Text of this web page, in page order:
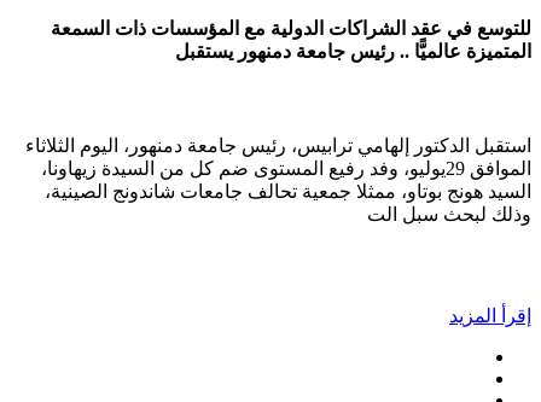
للتوسع في عقد الشراكات الدولية مع المؤسسات ذات السمعة
المتميزة عالميًّا .. رئيس جامعة دمنهور يستقبل
استقبل الدكتور إلهامي ترابيس، رئيس جامعة دمنهور، اليوم الثلاثاء
الموافق 29يوليو، وفد رفيع المستوى ضم كل من السيدة زيهاونا،
السيد هونج بوتاو، ممثلا جمعية تحالف جامعات شاندونج الصينية،
وذلك لبحث سبل الت
إقرأ المزيد